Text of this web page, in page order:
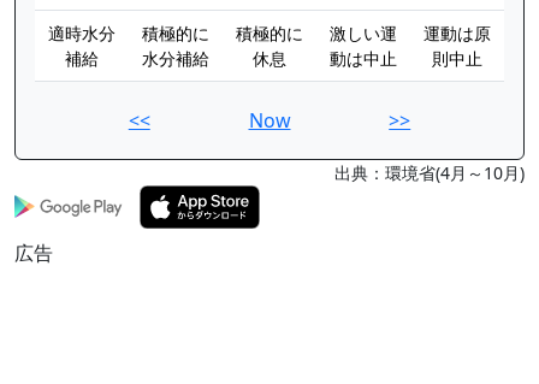
適時水分
補給
積極的に
水分補給
積極的に
休息
激しい運
動は中止
運動は原
則中止
<< Now >>
出典：環境省(4月～10月)
広告